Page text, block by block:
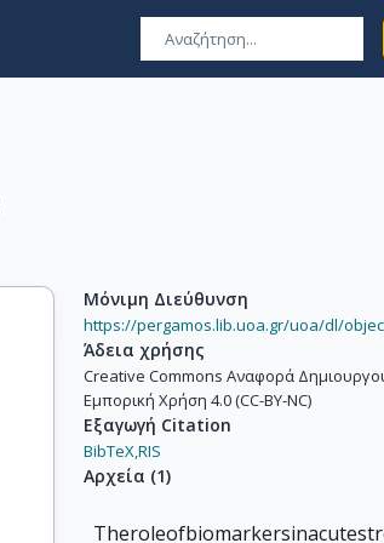
Μόνιμη Διεύθυνση
https://pergamos.lib.uoa.gr/uoa/dl/
Άδεια χρήσης
Creative Commons Αναφορά
Εμπορική Χρήση 4.0 (CC-BY-NC)
Εξαγωγή Citation
BibTeX,RIS
Αρχεία (1)